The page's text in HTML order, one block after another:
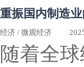
重振国内制造
经济 / 微观经济
随着全